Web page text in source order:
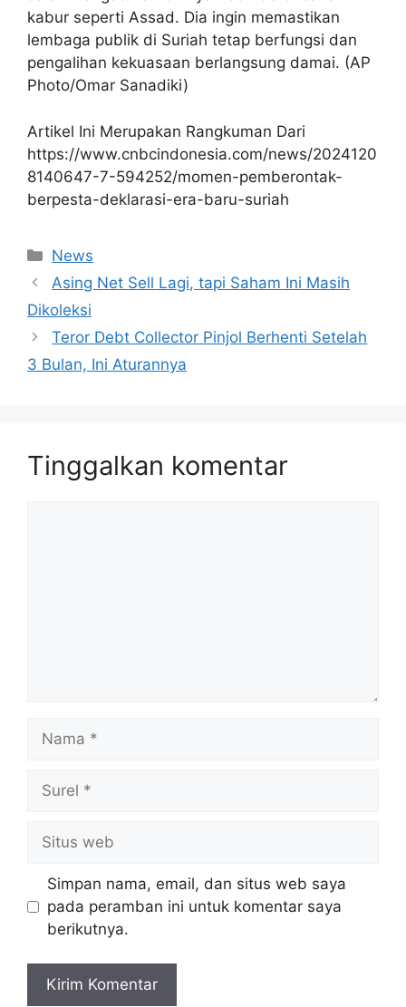
kabur seperti Assad. Dia ingin memastikan
lembaga publik di Suriah tetap berfungsi dan
pengalihan kekuasaan berlangsung damai. (AP
Photo/Omar Sanadiki)
Artikel Ini Merupakan Rangkuman Dari
https://www.cnbcindonesia.com/news/2024120
8140647-7-594252/momen-pemberontak-
berpesta-deklarasi-era-baru-suriah
Kategori
News
Asing Net Sell Lagi, tapi Saham Ini Masih
Dikoleksi
Teror Debt Collector Pinjol Berhenti Setelah
3 Bulan, Ini Aturannya
Tinggalkan komentar
web
Simpan nama, email, dan situs web saya
pada peramban ini untuk komentar saya
berikutnya.